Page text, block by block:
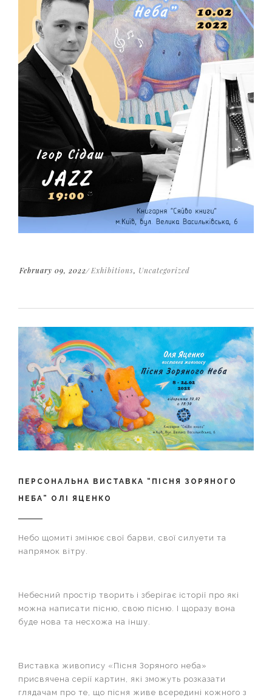
February 09, 2022 Exhibitions, Uncategorized
ПЕРСОНАЛЬНА ВИСТАВКА “ПІСНЯ ЗОРЯНОГО
НЕБА” ОЛІ ЯЦЕНКО
Небо щомиті змінює свої барви, свої силуети та
напрямок вітру.
Небесний простір творить і зберігає історії про які
можна написати пісню, свою пісню. І щоразу вона
буде нова та несхожа на іншу.
Виставка живопису «Пісня Зоряного неба»
присвячена серії картин, які зможуть розказати
глядачам про те, що пісня живе всередині кожного з